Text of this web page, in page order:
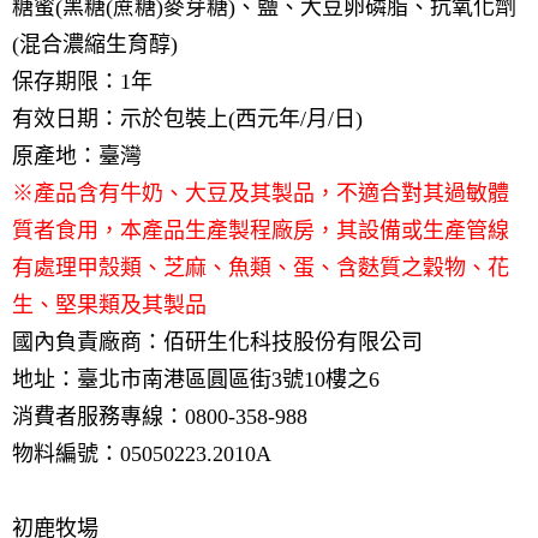
糖蜜(黑糖(蔗糖)麥芽糖)、鹽、大豆卵磷脂、抗氧化劑
(混合濃縮生育醇)
保存期限：1年
有效日期：示於包裝上(西元年/月/日)
原產地：臺灣
※產品含有牛奶、大豆及其製品，不適合對其過敏體
質者食用，本產品生產製程廠房，其設備或生產管線
有處理甲殼類、芝麻、魚類、蛋、含麩質之穀物、花
生、堅果類及其製品
國內負責廠商：佰研生化科技股份有限公司
地址：臺北市南港區圓區街3號10樓之6
消費者服務專線：0800-358-988
物料編號：05050223.2010A
​初鹿牧場